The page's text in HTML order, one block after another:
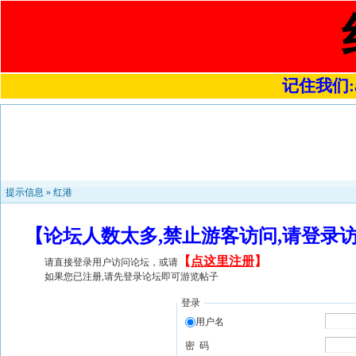
记住我们
提示信息 » 红港
【论坛人数太多,禁止游客访问,请登
请直接登录用户访问论坛，或请 【 点这里注册】
如果您已注册,请先登录论坛即可游览帖子
登录
用户名
密 码